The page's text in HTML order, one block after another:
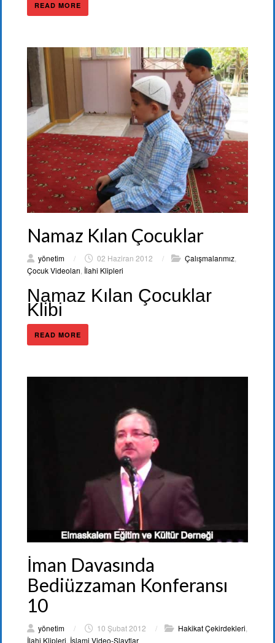
READ MORE
Namaz Kılan Çocuklar
yönetim / 02 Haziran 2012 / Çalışmalarımız,
Çocuk Videoları, İlahi Klipleri
Namaz Kılan Çocuklar
Klibi
READ MORE
İman Davasında
Bediüzzaman Konferansı
10
yönetim / 10 Şubat 2012 / Hakikat Çekirdekleri,
İlahi Klipleri İslami Video-Slaytlar